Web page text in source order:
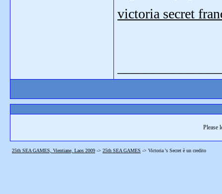
victoria secret
Please
25th SEA GAMES, Vientiane, Laos 2009 -> 25th SEA GAMES -> Victoria 's Secret è un credito